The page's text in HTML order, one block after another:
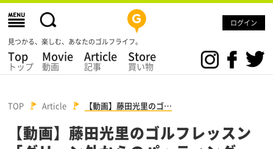
ログイン
見つかる、楽しむ、あなたのゴルフライフ。
Top
トップ
Movie
動画
Article
記事
Store
買い物
TOP Article 【動画】藤田光里のゴ…
【動画】藤田光里のゴルフレッスン